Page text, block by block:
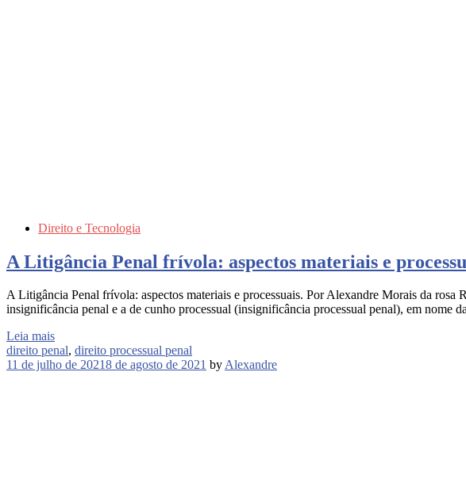
Direito e Tecnologia
A Litigância Penal frívola: aspectos materiais e
A Litigância Penal frívola: aspectos materiais e processuais. Por Alexandre Morais da
insignificância penal e a de cunho processual (insignificância processual penal), em
Leia mais
direito penal, direito processual penal
11 de julho de 20218 de agosto de 2021 byAlexandre